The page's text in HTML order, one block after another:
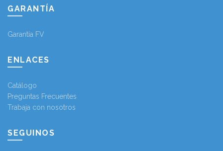
GARANTÍA
Garantía FV
ENLACES
Catálogo
Preguntas Frecuentes
Trabaja con nosotros
SEGUINOS